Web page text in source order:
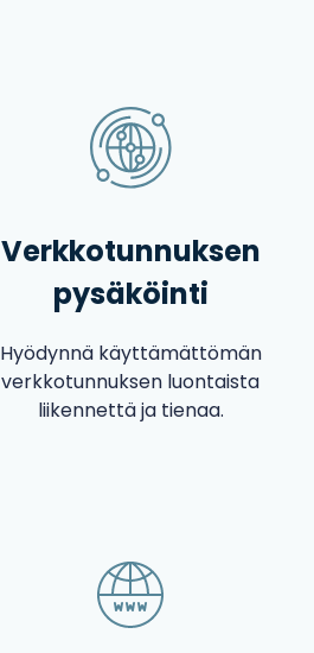
Verkkotunnuksen
pysäköinti
Hyödynnä käyttämättömän
verkkotunnuksen luontaista
liikennettä ja tienaa.